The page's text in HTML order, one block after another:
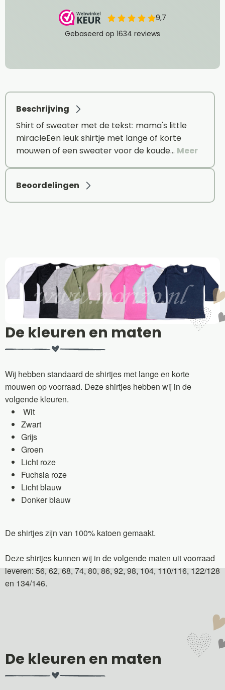
Beschrijving
Shirt of sweater met de tekst: mama's little
miracleEen leuk shirtje met lange of korte
mouwen of een sweater voor de koude… Meer
Beoordelingen
De kleuren en maten
Wij hebben standaard de shirtjes met lange en korte
mouwen op voorraad. Deze shirtjes hebben wij in de
volgende kleuren.
Wit
Zwart
Grijs
Groen
Licht roze
Fuchsia roze
Licht blauw
Donker blauw
De shirtjes zijn van 100% katoen gemaakt.
Deze shirtjes kunnen wij in de volgende maten uit voorraad
leveren: 56, 62, 68, 74, 80, 86, 92, 98, 104, 110/116, 122/128
en 134/146.
De kleuren en maten